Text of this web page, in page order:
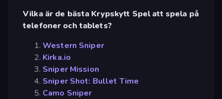
Vilka är de bästa Krypskytt Spel att spela på
telefoner och tablets?
Western Sniper
Kirka.io
Sniper Mission
Sniper Shot: Bullet Time
Camo Sniper